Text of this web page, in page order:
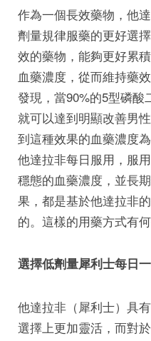
作為一個長效藥物，他
劑量規律服藥的更好選
效的藥物，能夠更好累
血藥濃度，從而維持藥
發現，當90%的5型磷酸
就可以達到明顯改善男
到這種效果的血藥濃度
他達拉非每日服用，服
穩態的血藥濃度，並長
果，都是基於他達拉非
的。這樣的用藥方式有
選擇低劑量犀利士每日
他達拉非（犀利士）具
選擇上更加靈活，而對